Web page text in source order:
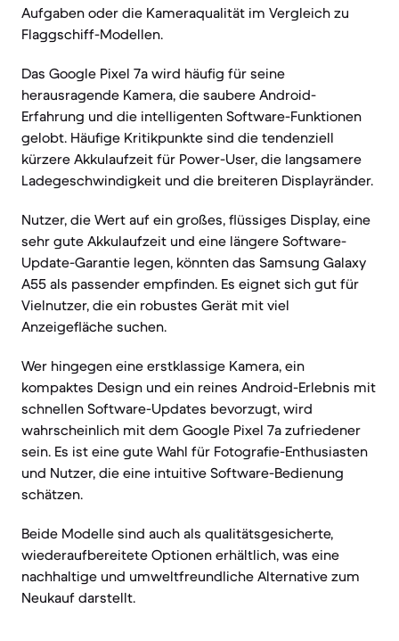
Aufgaben oder die Kameraqualität im Vergleich zu
Flaggschiff-Modellen.
Das Google Pixel 7a wird häufig für seine
herausragende Kamera, die saubere Android-
Erfahrung und die intelligenten Software-Funktionen
gelobt. Häufige Kritikpunkte sind die tendenziell
kürzere Akkulaufzeit für Power-User, die langsamere
Ladegeschwindigkeit und die breiteren Displayränder.
Nutzer, die Wert auf ein großes, flüssiges Display, eine
sehr gute Akkulaufzeit und eine längere Software-
Update-Garantie legen, könnten das Samsung Galaxy
A55 als passender empfinden. Es eignet sich gut für
Vielnutzer, die ein robustes Gerät mit viel
Anzeigefläche suchen.
Wer hingegen eine erstklassige Kamera, ein
kompaktes Design und ein reines Android-Erlebnis mit
schnellen Software-Updates bevorzugt, wird
wahrscheinlich mit dem Google Pixel 7a zufriedener
sein. Es ist eine gute Wahl für Fotografie-Enthusiasten
und Nutzer, die eine intuitive Software-Bedienung
schätzen.
Beide Modelle sind auch als qualitätsgesicherte,
wiederaufbereitete Optionen erhältlich, was eine
nachhaltige und umweltfreundliche Alternative zum
Neukauf darstellt.